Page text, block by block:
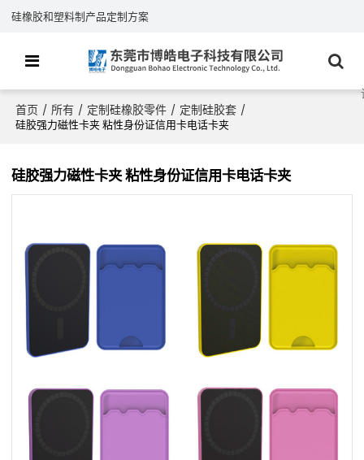
硅橡胶和塑料制产品定制方案
首页 / 所有 / 定制硅橡胶零件 / 定制硅胶套 /
硅胶强力磁性卡夹 粘性身份证信用卡电话卡夹
硅胶强力磁性卡夹 粘性身份证信用卡电话卡夹